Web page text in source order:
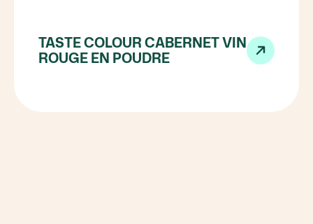
TASTE COLOUR CABERNET VIN
ROUGE EN POUDRE